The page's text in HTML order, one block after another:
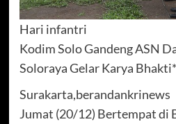
Hari infantri
Kodim Solo Gandeng ASN
Soloraya Gelar Karya Bhakti*
Surakarta,berandankrinews
Jumat (20/12) Bertempat di